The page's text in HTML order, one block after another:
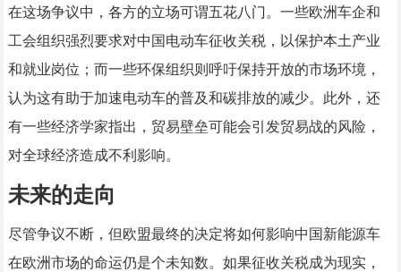
在这场争议中，各方的立场可谓五花八门。一些欧洲车企和
工会组织强烈要求对中国电动车征收关税，以保护本土产业
和就业岗位；而一些环保组织则呼吁保持开放的市场环境，
认为这有助于加速电动车的普及和碳排放的减少。此外，还
有一些经济学家指出，贸易壁垒可能会引发贸易战的风险，
对全球经济造成不利影响。
未来的走向
尽管争议不断，但欧盟最终的决定将如何影响中国新能源车
在欧洲市场的命运仍是个未知数。如果征收关税成为现实，